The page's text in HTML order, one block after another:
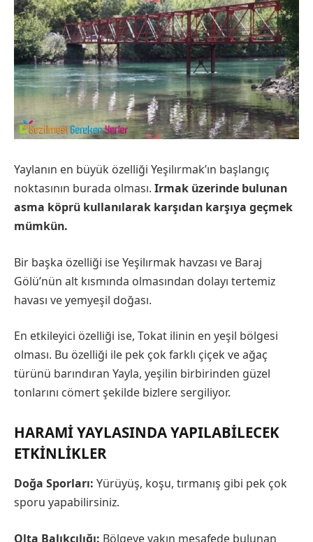
Yaylanın en büyük özelliği Yeşilırmak’ın başlangıç
noktasının burada olması. Irmak üzerinde bulunan
asma köprü kullanılarak karşıdan karşıya geçmek
mümkün.
Bir başka özelliği ise Yeşilırmak havzası ve Baraj
Gölü’nün alt kısmında olmasından dolayı tertemiz
havası ve yemyeşil doğası.
En etkileyici özelliği ise, Tokat ilinin en yeşil bölgesi
olması. Bu özelliği ile pek çok farklı çiçek ve ağaç
türünü barındıran Yayla, yeşilin birbirinden güzel
tonlarını cömert şekilde bizlere sergiliyor.
HARAMI YAYLASINDA YAPILABILECEK
ETKINLIKLER
Doğa Sporları: Yürüyüş, koşu, tırmanış gibi pek çok
sporu yapabilirsiniz.
Olta Balıkçılığı: Bölgeye yakın mesafede bulunan